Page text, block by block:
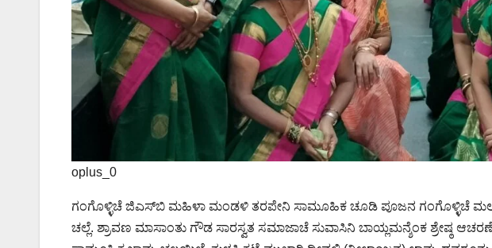
oplus_0
ಗಂಗೊಳ್ಳಿಚೆ ಜಿ‌ಎಸ್‌ಬಿ ಮಹಿಳಾ ಮಂಡಳಿ ತರಪೇನಿ ಸಾಮೂಹಿಕ ಚೂಡಿ ಪೂಜನ ಗಂಗೊಳ್ಳಿಚೆ
ಚಲ್ಲೆ. ಶ್ರಾವಣ ಮಾಸಾಂತು ಗೌಡ ಸಾರಸ್ವತ ಸಮಾಜಾಚೆ ಸುವಾಸಿನಿ ಬಾಯ್ಲಮನ್ಶೆಂಕ ಶ್ರೇಷ್ಠ